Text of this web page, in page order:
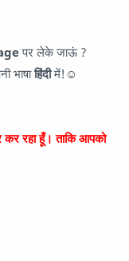
पर लेके जाऊं ?
भाषाहिंदीमें!☺
रहा हूँ। ताकि आपको